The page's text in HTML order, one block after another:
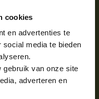
cookies
en advertenties te
media te bieden
gebruik van onze site
adverteren en